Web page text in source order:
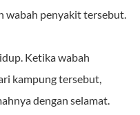
wabah penyakit tersebut.
Ketika wabah
kampung tersebut,
dengan selamat.